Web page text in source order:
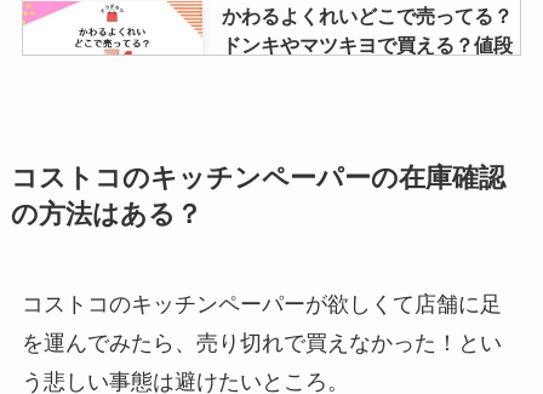
ドンキで売ってる？
てる？口コミも調査
かわるよくれいどこで売ってる？
ドンキやマツキヨで買える？値段
マリアージュフレールのお香はど
店はどこ？ドンキやマツキヨで買
える？口コミも調査
コストコのキッチンペーパーの在庫確認
の方法はある？
コストコのキッチンペーパーが欲しくて店舗に足
を運んでみたら、売り切れで買えなかった！とい
う悲しい事態は避けたいところ。